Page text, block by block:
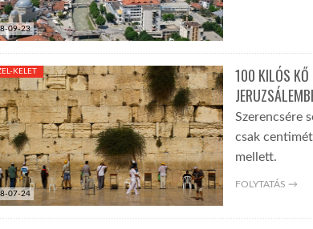
09-23
07-24
KELET
100 KILÓS KŐ
Szerencsére
csak
mellett.
FOLYTATÁS →